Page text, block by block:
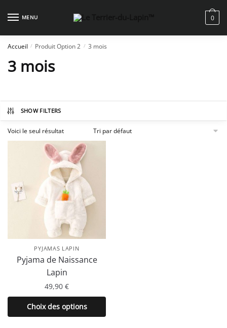
MENU 0
Accueil / Produit Option 2 / 3 mois
3 mois
SHOW FILTERS
Voici le seul résultat
PYJAMAS LAPIN
Pyjama de Naissance
Lapin
49,90 €
Choix des options
Ce
produit